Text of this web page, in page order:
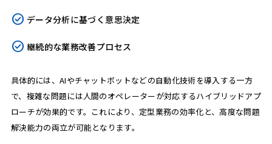
データ分析に基づく意思決定
継続的な業務改善プロセス
具体的には、AIやチャットボットなどの自動化技術を導入する一方
で、複雑な問題には人間のオペレーターが対応するハイブリッドアプ
ローチが効果的です。これにより、定型業務の効率化と、高度な問題
解決能力の両立が可能となります。